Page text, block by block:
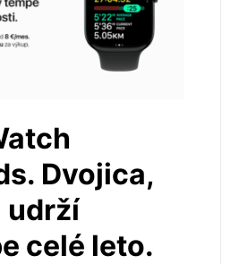
Dvojica,
udrží
celé leto.